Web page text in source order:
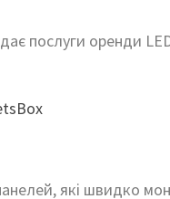
послуги оренди
які швидко